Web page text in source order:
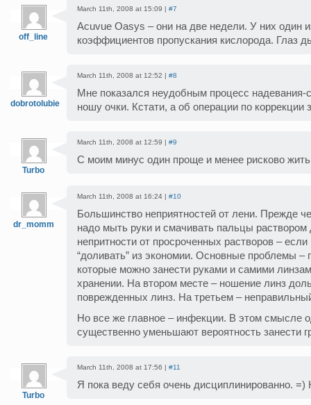
off_line
March 11th, 2008 at 15:09 | #7
Acuvue Oasys – они на две недели. У них один
коэффициентов пропускания кислорода. Глаз
dobrotolubie
March 11th, 2008 at 12:52 | #8
Мне показался неудобным процесс надевания-
ношу очки. Кстати, а об операции по коррекции
Turbo
March 11th, 2008 at 12:59 | #9
С моим минус один проще и менее рисково
dr_momm
March 11th, 2008 at 16:24 | #10
Большинство неприятностей от лени. Прежде
надо мыть руки и смачивать пальцы
непритности от просроченных растворов –
“доливать” из экономии. Основные проблемы –
которые можно занести руками и самими
хранении. На втором месте – ношение линз
поврежденных линз. На третьем –
Но все же главное – инфекции. В этом смысле
существенно уменьшают вероятность занести
Turbo
March 11th, 2008 at 17:56 | #11
Я пока веду себя очень дисциплинированно.